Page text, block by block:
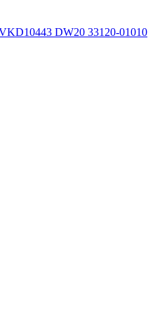
DW20 33120-01010